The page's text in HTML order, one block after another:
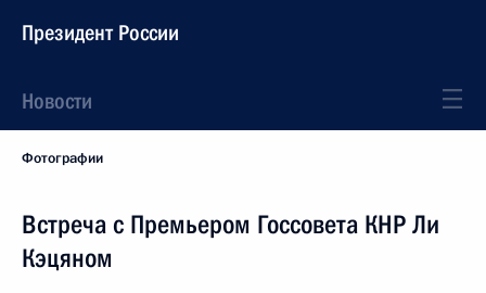
Президент России
Новости
Фотографии
Встреча с Премьером Госсовета КНР Ли
Кэцяном